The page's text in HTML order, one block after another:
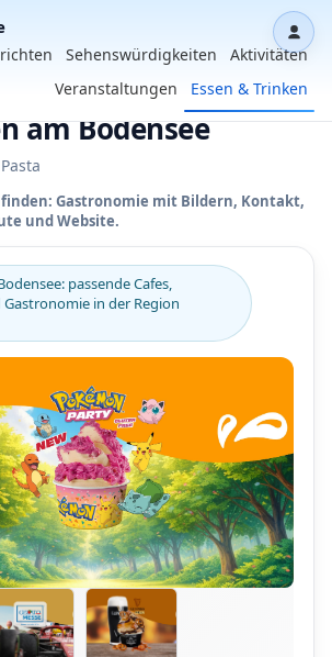
Sehenswürdigkeiten
Aktivitäten
Veranstaltungen
Essen & Trinken
am Bodensee
Pasta
finden: Gastronomie mit Bildern, Kontakt,
und Website.
passende Cafes,
in der Region